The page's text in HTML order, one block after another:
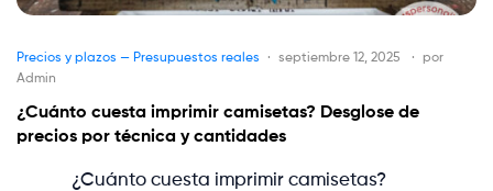
Precios y plazos — Presupuestos reales septiembre 12, 2025
por
Admin
¿Cuánto cuesta imprimir camisetas? Desglose de
precios por técnica y cantidades
¿Cuánto cuesta imprimir camisetas?